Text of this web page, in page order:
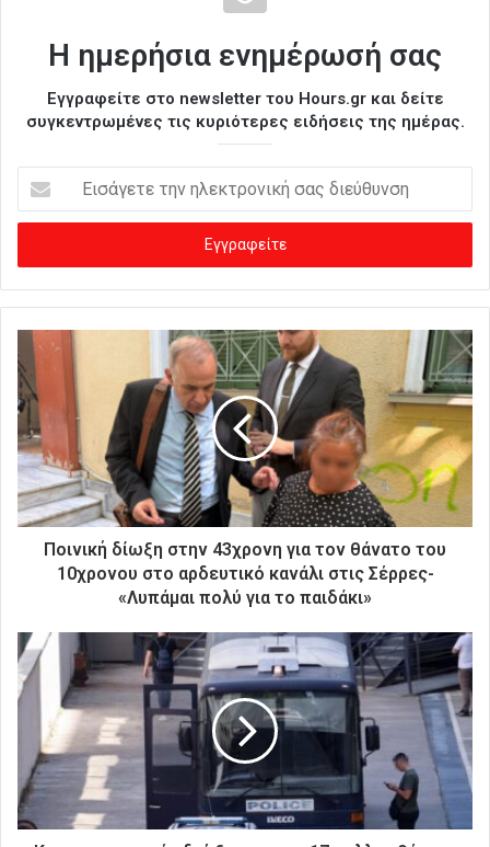
Η ημερήσια ενημέρωσή σας
Εγγραφείτε στο newsletter του Hours.gr και δείτε
συγκεντρωμένες τις κυριότερες ειδήσεις της ημέρας.
σ
γ
ε
τ
η
ν
η
λ
ε
κ
τ
ή
σ
ε
ύ
Ποινική δίωξη στην 43χρονη για τον θάνατο του
10χρονου στο αρδευτικό κανάλι στις Σέρρες-
«Λυπάμαι πολύ για το παιδάκι»